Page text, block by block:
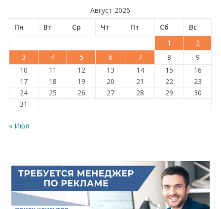
Август 2026
Пн
Вт Ср Чт Пт Сб
Вс
1
2
3
4 5 6 7 8
9
10
11 12 13 14 15
16
17
18 19 20 21 22
23
24
25 26 27 28 29
30
31
« Июл